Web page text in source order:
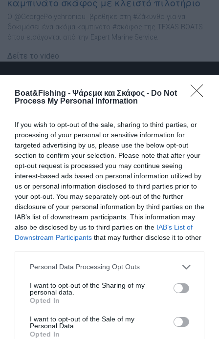
Boat&Fishing - Ψάρεμα και Σκάφος - Do Not
Process My Personal Information
If you wish to opt-out of the sale, sharing to third parties, or
processing of your personal or sensitive information for
targeted advertising by us, please use the below opt-out
section to confirm your selection. Please note that after your
opt-out request is processed you may continue seeing
interest-based ads based on personal information utilized by
us or personal information disclosed to third parties prior to
your opt-out. You may separately opt-out of the further
disclosure of your personal information by third parties on the
IAB’s list of downstream participants. This information may
also be disclosed by us to third parties on the IAB’s List of
Downstream Participants that may further disclose it to other
Personal Data Processing Opt Outs
I want to opt-out of the Sharing of my
personal data.
Opted In
I want to opt-out of the Sale of my
Personal Data.
Opted In
Ο @GeorgePolychroniou βρέθηκε στη #Ζάκυνθο για να
δοκιμάσει ένα ακόμα καμπινάτο #σκάφος της TEXAS BOATS
όπου εισάγονται από την Expert Marine Service.
Δείτε το video
TEXAS 775: Το καμπινάτο σκάφος με Στυλ,
Άνεση & Τιμή Έκπληξη!
Ανακαλύψτε το TEXAS 775, το καμπινάτο που συνδυάζει την
πολυτέλεια με την πρακτικότητα! Ο @GeorgePolychroniou
βρέθηκε για άλλη μία φορά στην Ζάκυνθο, στην έδρα της
#ExpertMarineService μία αναλυτική δοκιμή των δύο νέων
καμπινάτων σκαφών της TEXAS BOATS.
Δείτε το video